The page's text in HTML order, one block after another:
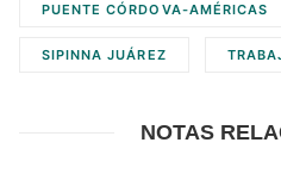
PUENTE CÓRDOVA-AMÉRICAS
SIPINNA JUÁREZ
NOTAS